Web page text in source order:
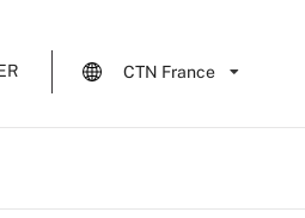
CTN France